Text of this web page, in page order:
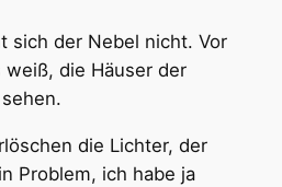
sich der Nebel nicht. Vor
die Häuser der
die Lichter, der
Problem, ich habe ja